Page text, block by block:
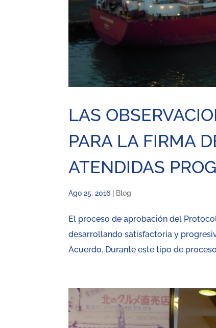
LAS
PARA LA FIRMA
ATENDIDAS
Ago 25, 2016 Blog
El proceso de aprobación del
desarrollando satisfactoria y
Acuerdo. Durante este tipo de